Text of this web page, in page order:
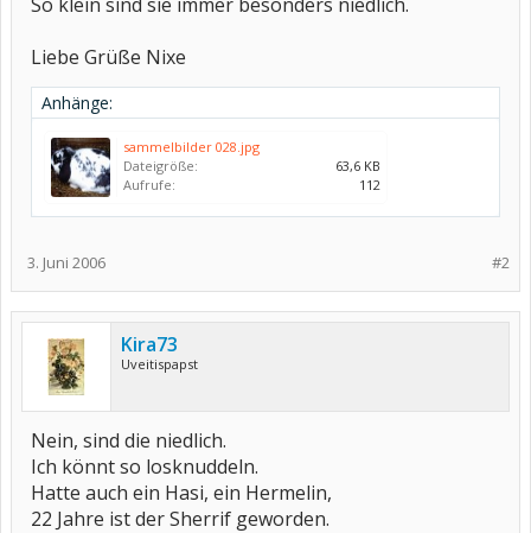
Liebe Grüße Nixe
Anhänge:
sammelbilder 028.jpg
Dateigröße:
63,6 KB
Aufrufe:
112
#2
3. Juni 2006
Kira73
Uveitispapst
Nein, sind die niedlich.
Ich könnt so losknuddeln.
Hatte auch ein Hasi, ein Hermelin,
22 Jahre ist der Sherrif geworden.